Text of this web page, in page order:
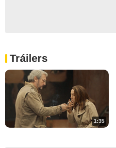
Tráilers
1:35